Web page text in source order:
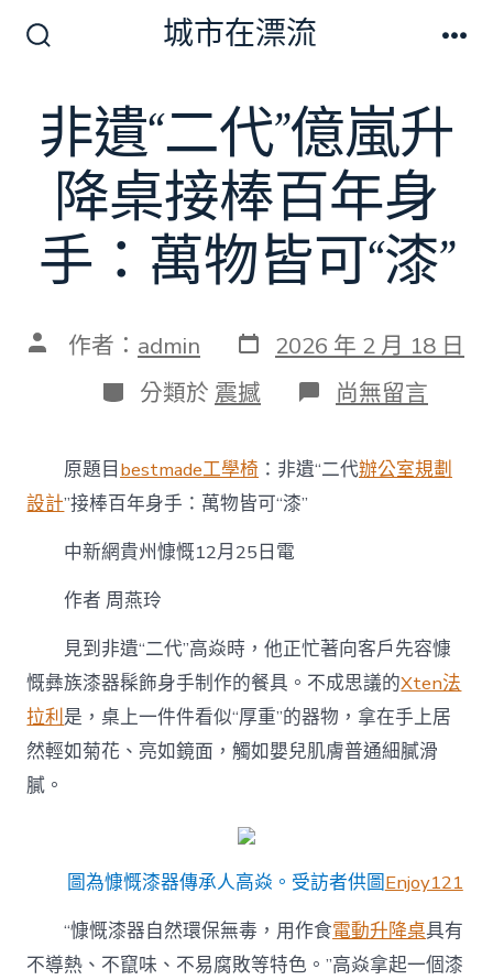
切
換
開
關
城市在漂流
非遺“二代”億嵐升
降桌接棒百年身
手：萬物皆可“漆”
文 作者： admin 發
表
日
期
2026 年 2 月 18 日
分
類
分類於 震撼 在
〈非
“二
代”
棒
百
年
身
手：
萬
物
尚無留言
原題目 bestmade工學椅 ：非遺“二代辦公室規劃
設計”接棒百年身手：萬物皆可“漆”
中新網貴州慷慨12月25日電
作者 周燕玲
見到非遺“二代”高焱時，他正忙著向客戶先容慷
慨彝族漆器髹飾身手制作的餐具。不成思議的Xten法
拉利是，桌上一件件看似“厚重”的器物，拿在手上居
然輕如菊花、亮如鏡面，觸如嬰兒肌膚普通細膩滑
膩。
圖為慷慨漆器傳承人高焱。受訪者供圖Enjoy121
“慷慨漆器自然環保無毒，用作食電動升降桌具有
不導熱、不竄味、不易腐敗等特色。”高焱拿起一個漆